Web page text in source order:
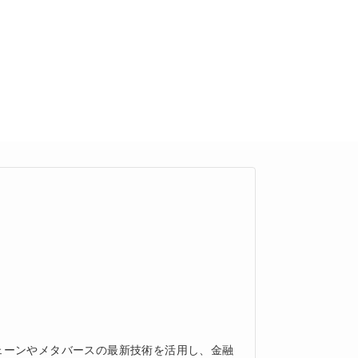
ンやメタバースの最新技術を活用し、金融